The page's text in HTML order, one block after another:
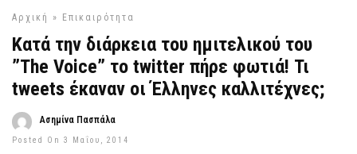
Αρχική » Επικαιρότητα
Κατά την διάρκεια του ημιτελικού του
”The Voice” το twitter πήρε φωτιά! Τι
tweets έκαναν οι Έλληνες καλλιτέχνες;
Ασημίνα Πασπάλα
Posted On 3 Μαΐου, 2014